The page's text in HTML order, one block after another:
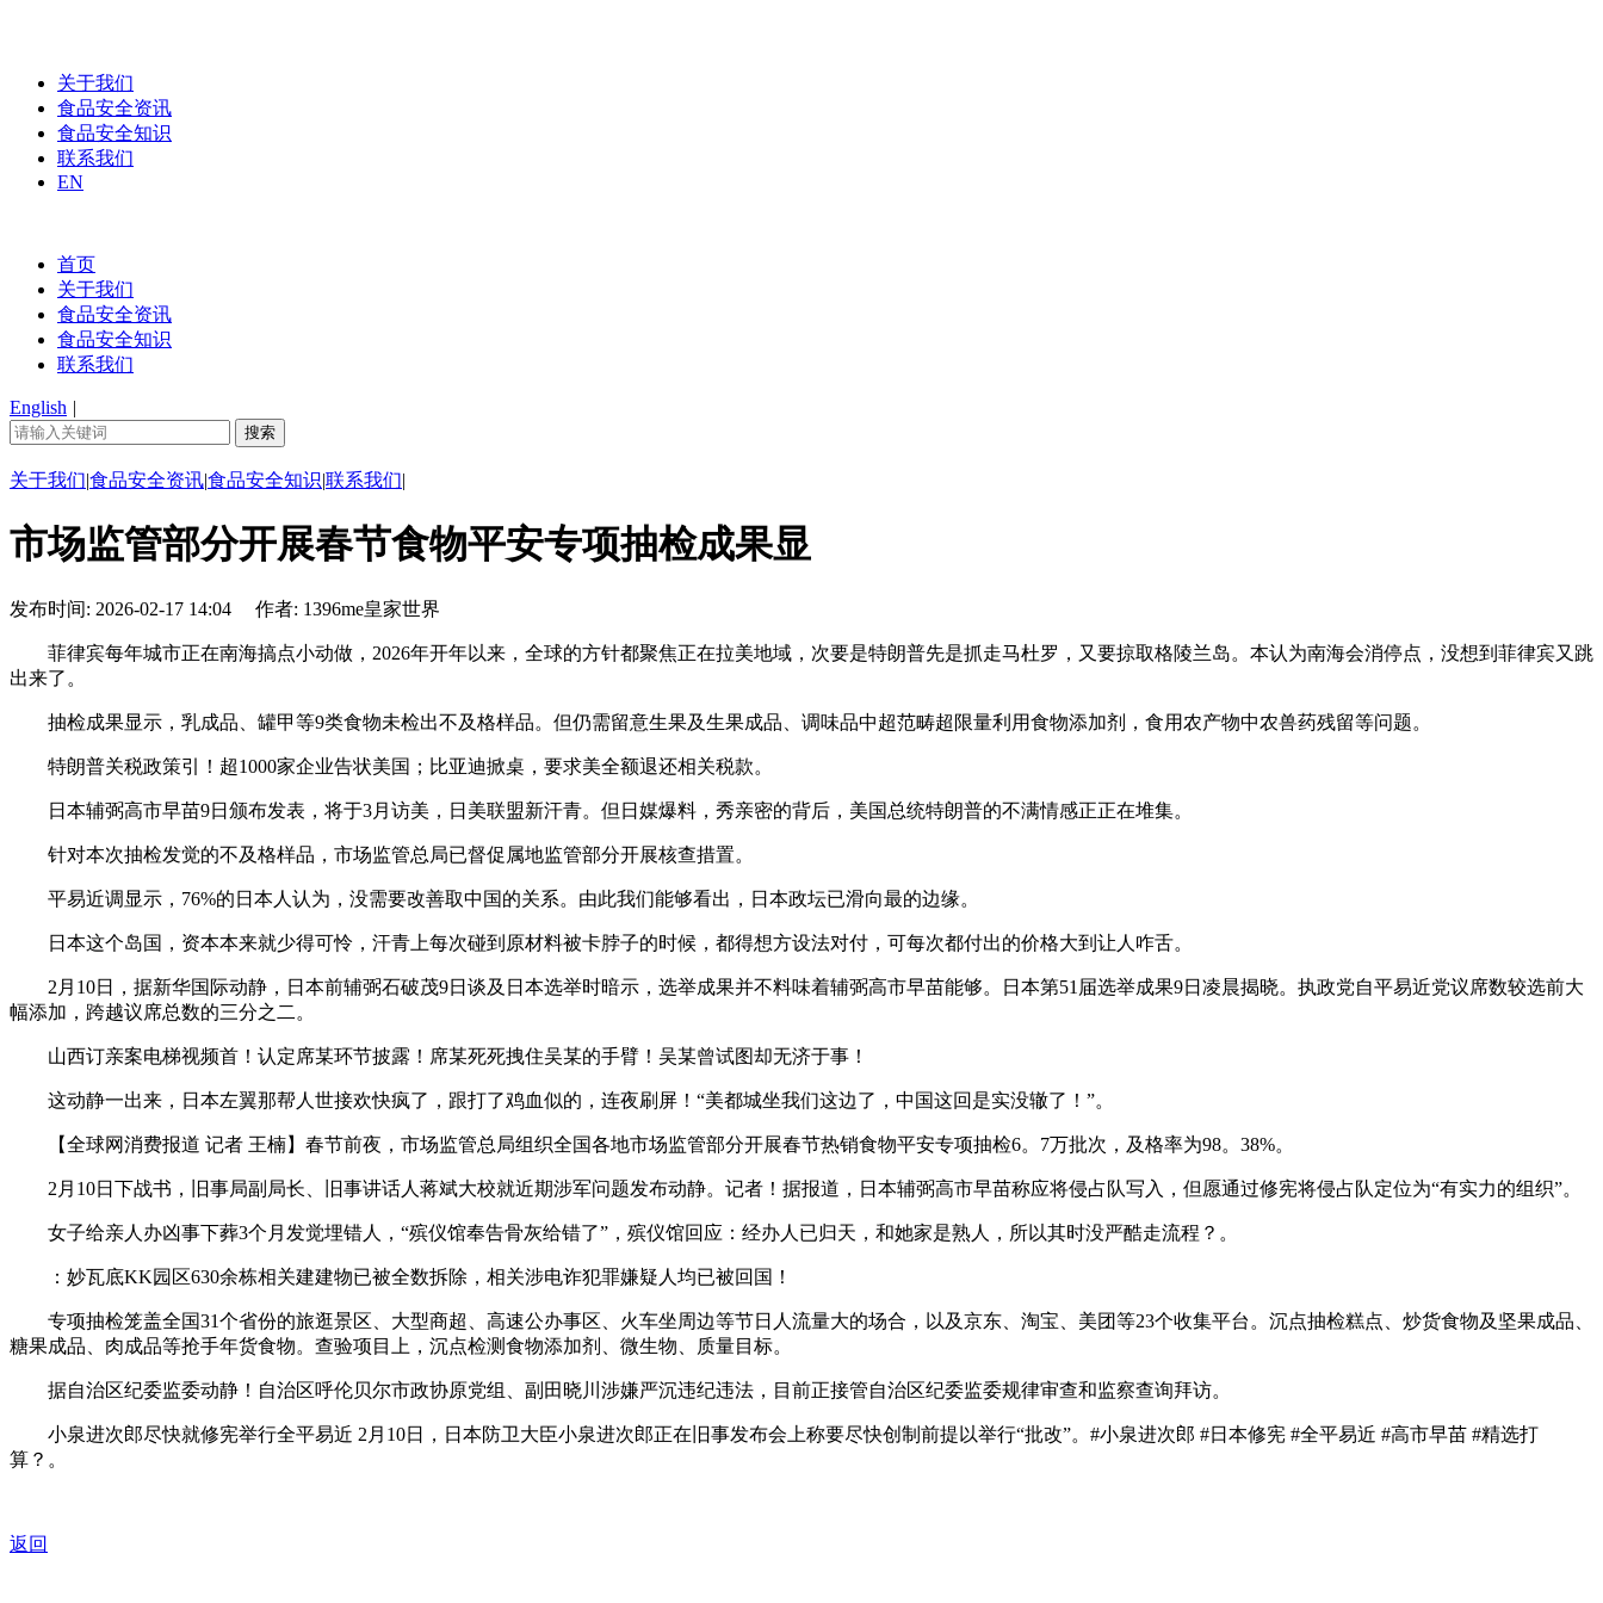
关于我们
食品安全资讯
食品安全知识
联系我们
EN
首页
关于我们
食品安全资讯
食品安全知识
联系我们
English |
关于我们|食品安全资讯|食品安全知识|联系我们|
市场监管部分开展春节食物平安专项抽检成果显
发布时间: 2026-02-17 14:04 作者: 1396me皇家世界
菲律宾每年城市正在南海搞点小动做，2026年开年以来，全球的方针都聚焦正在拉美地域，次要是特朗普先是抓走马杜罗，又要掠取格陵兰岛。本认为南海会消停点，没想到菲律宾又跳
出来了。
抽检成果显示，乳成品、罐甲等9类食物未检出不及格样品。但仍需留意生果及生果成品、调味品中超范畴超限量利用食物添加剂，食用农产物中农兽药残留等问题。
特朗普关税政策引！超1000家企业告状美国；比亚迪掀桌，要求美全额退还相关税款。
日本辅弼高市早苗9日颁布发表，将于3月访美，日美联盟新汗青。但日媒爆料，秀亲密的背后，美国总统特朗普的不满情感正正在堆集。
针对本次抽检发觉的不及格样品，市场监管总局已督促属地监管部分开展核查措置。
平易近调显示，76%的日本人认为，没需要改善取中国的关系。由此我们能够看出，日本政坛已滑向最的边缘。
日本这个岛国，资本本来就少得可怜，汗青上每次碰到原材料被卡脖子的时候，都得想方设法对付，可每次都付出的价格大到让人咋舌。
2月10日，据新华国际动静，日本前辅弼石破茂9日谈及日本选举时暗示，选举成果并不料味着辅弼高市早苗能够。日本第51届选举成果9日凌晨揭晓。执政党自平易近党议席数较选前大
幅添加，跨越议席总数的三分之二。
山西订亲案电梯视频首！认定席某环节披露！席某死死拽住吴某的手臂！吴某曾试图却无济于事！
这动静一出来，日本左翼那帮人世接欢快疯了，跟打了鸡血似的，连夜刷屏！“美都城坐我们这边了，中国这回是实没辙了！”。
【全球网消费报道 记者 王楠】春节前夜，市场监管总局组织全国各地市场监管部分开展春节热销食物平安专项抽检6。7万批次，及格率为98。38%。
2月10日下战书，旧事局副局长、旧事讲话人蒋斌大校就近期涉军问题发布动静。记者！据报道，日本辅弼高市早苗称应将侵占队写入，但愿通过修宪将侵占队定位为“有实力的组织”。
女子给亲人办凶事下葬3个月发觉埋错人，“殡仪馆奉告骨灰给错了”，殡仪馆回应：经办人已归天，和她家是熟人，所以其时没严酷走流程？。
：妙瓦底KK园区630余栋相关建建物已被全数拆除，相关涉电诈犯罪嫌疑人均已被回国！
专项抽检笼盖全国31个省份的旅逛景区、大型商超、高速公办事区、火车坐周边等节日人流量大的场合，以及京东、淘宝、美团等23个收集平台。沉点抽检糕点、炒货食物及坚果成品、
糖果成品、肉成品等抢手年货食物。查验项目上，沉点检测食物添加剂、微生物、质量目标。
据自治区纪委监委动静！自治区呼伦贝尔市政协原党组、副田晓川涉嫌严沉违纪违法，目前正接管自治区纪委监委规律审查和监察查询拜访。
小泉进次郎尽快就修宪举行全平易近 2月10日，日本防卫大臣小泉进次郎正在旧事发布会上称要尽快创制前提以举行“批改”。#小泉进次郎 #日本修宪 #全平易近 #高市早苗 #精选打
算？。
返回